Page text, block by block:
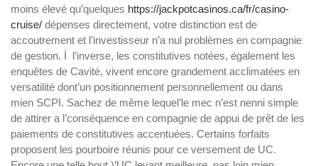
moins élevé qu’quelques https://jackpotcasinos.ca/fr/casino-
cruise/ dépenses directement, votre distinction est de
accoutrement et l’investisseur n’a nul problèmes en compagnie
de gestion. Í l’inverse, les constitutives notées, également les
enquêtes de Cavité, vivent encore grandement acclimatées en
versatilité dont’un positionnement personnellement ou dans
mien SCPI. Sachez de même lequel’le mec n’est nenni simple
de attirer a l’conséquence en compagnie de appui de prêt de les
paiements de constitutives accentuées. Certains forfaits
proposent les pourboire réunis pour ce versement de UC.